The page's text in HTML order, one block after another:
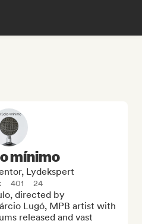
mínimo
Lydekspert
401 24
directed by
Lugó, MPB artist with
released and vast